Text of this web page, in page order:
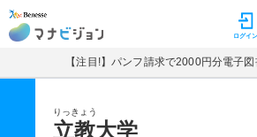
マナビジョン ログイン
【注目!】パンフ請求で2000円分電子
りっきょう
立教大学